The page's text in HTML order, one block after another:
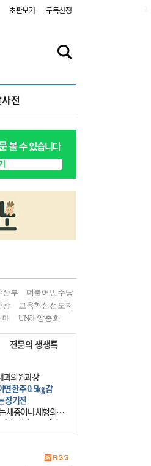
초판보기 구독신청
전
산부
더불어민주당
광
교육혁신선도지
매 UN해양총회
전문의 생생톡
과의원과장
면 한주 0.5㎏ 감
장기전
체중이나 체형의 문
의 질병으로 인지
를 해야 한다. 세계